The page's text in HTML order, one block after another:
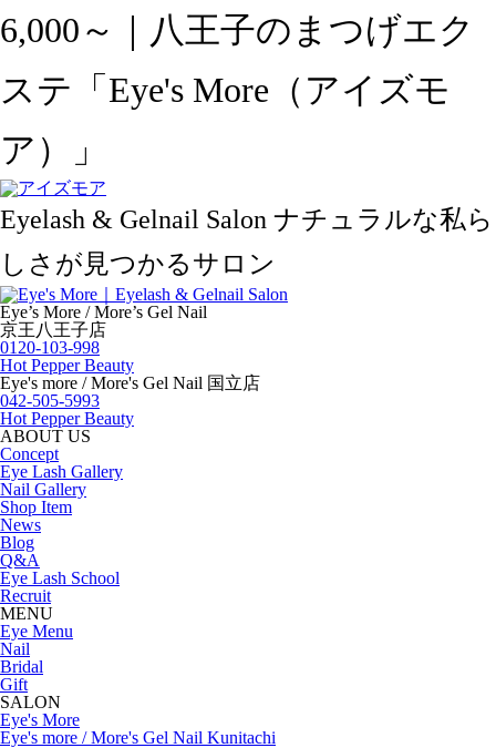
6,000～｜八王子のまつげエク
ステ「Eye's More（アイズモ
ア）」
Eyelash & Gelnail Salon ナチュラルな私ら
しさが見つかるサロン
Eye’s More / More’s Gel Nail
京王八王子店
0120-103-998
Hot Pepper Beauty
Eye's more / More's Gel Nail 国立店
042-505-5993
Hot Pepper Beauty
ABOUT US
Concept
Eye Lash Gallery
Nail Gallery
Shop Item
News
Blog
Q&A
Eye Lash School
Recruit
MENU
Eye Menu
Nail
Bridal
Gift
SALON
Eye's More
Eye's more / More's Gel Nail Kunitachi